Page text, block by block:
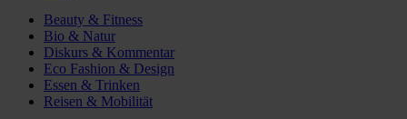
Beauty & Fitness
Bio & Natur
Diskurs & Kommentar
Eco Fashion & Design
Essen & Trinken
Reisen & Mobilität